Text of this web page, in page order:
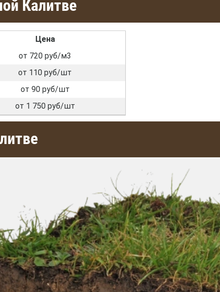
Калитве
Цена
от 720 руб/м3
от 110 руб/шт
от 90 руб/шт
от 1 750 руб/шт